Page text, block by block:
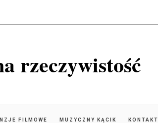
rzeczywistość
FILMOWE MUZYCZNY KĄCIK KONTAKT